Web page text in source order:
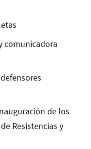
comunicadora
de los
Resistencias y